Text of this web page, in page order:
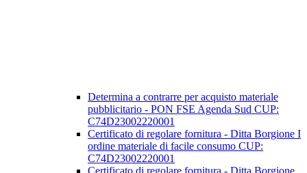
Determina a contrarre per acquisto materiale
pubblicitario - PON FSE Agenda Sud CUP:
C74D23002220001
Certificato di regolare fornitura - Ditta Borgione I
ordine materiale di facile consumo CUP:
C74D23002220001